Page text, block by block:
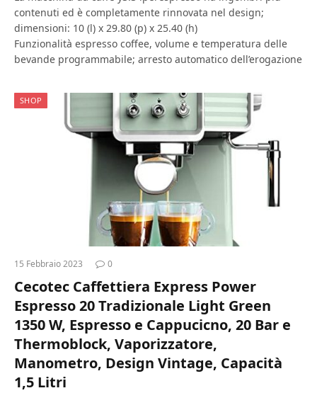
contenuti ed è completamente rinnovata nel design;
dimensioni: 10 (l) x 29.80 (p) x 25.40 (h)
Funzionalità espresso coffee, volume e temperatura delle
bevande programmabile; arresto automatico dell’erogazione
SHOP
15 Febbraio 2023 0
Cecotec Caffettiera Express Power
Espresso 20 Tradizionale Light Green
1350 W, Espresso e Cappucicno, 20 Bar e
Thermoblock, Vaporizzatore,
Manometro, Design Vintage, Capacità
1,5 Litri